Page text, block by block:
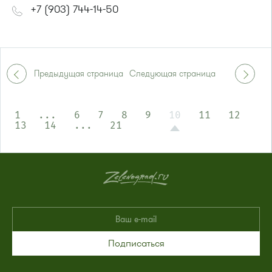
+7 (903) 744-14-50
Предыдущая страница Следующая страница
1 ... 6 7 8 9 10 11
12
13
14 ... 21
Подписаться